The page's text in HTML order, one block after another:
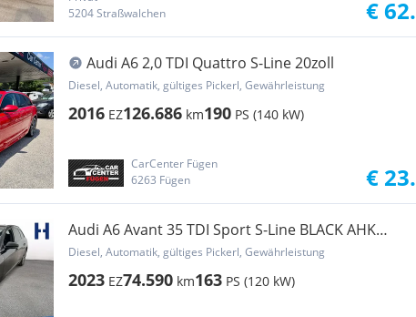
5204 Straßwalchen
€
Audi A6 2,0 TDI Quattro S-Line 20zoll
Diesel, Automatik, gültiges Pickerl, Gewährleistung
2016 EZ126.686 km190 PS (140 kW)
CarCenter Fügen
6263 Fügen
€
Audi A6 Avant 35 TDI Sport S-Line BLACK AHK
TOUR 20 ...
Diesel, Automatik, gültiges Pickerl, Gewährleistung
2023 EZ74.590 km163 PS (120 kW)